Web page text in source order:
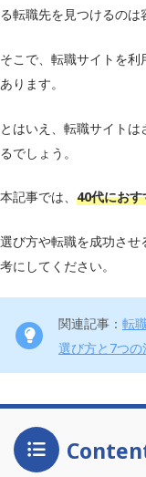
る転職先を見つけるのは
そこで、転職サイトを
あります。
とはいえ、転職サイト
るでしょう。
本記事では、 40代にお
選び方や転職を成功さ
考にしてください。
関連記事： 転
選び方と7つ